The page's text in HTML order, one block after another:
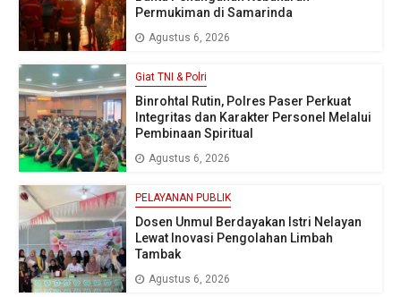
Permukiman di Samarinda
Agustus 6, 2026
Giat TNI & Polri
Binrohtal Rutin, Polres Paser Perkuat
Integritas dan Karakter Personel Melalui
Pembinaan Spiritual
Agustus 6, 2026
PELAYANAN PUBLIK
Dosen Unmul Berdayakan Istri Nelayan
Lewat Inovasi Pengolahan Limbah
Tambak
Agustus 6, 2026